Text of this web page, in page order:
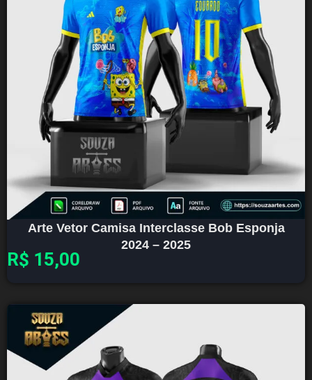
Arte Vetor Camisa Interclasse Bob Esponja
2024 – 2025
R$ 15,00